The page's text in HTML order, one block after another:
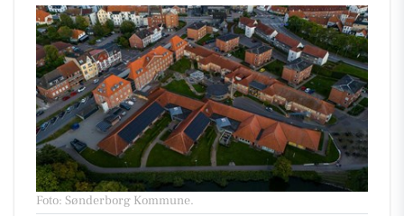
Foto: Sønderborg Kommune.